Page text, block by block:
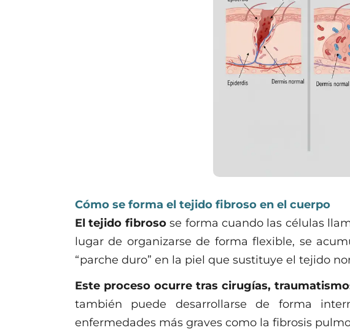
Cómo se forma el tejido fibroso en el cuerpo
El tejido fibrosose forma cuando las células
lugar de organizarse de forma flexible, se
“parche duro” en la piel que sustituye el tejido
Este proceso ocurre tras cirugías,
también puede desarrollarse de forma
enfermedades más graves como la fibrosis